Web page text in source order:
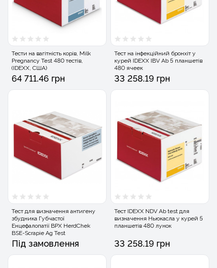
Тести на вагітність корів, Milk
Pregnancy Test 480 тестів,
(IDEXX, США)
64 711.46 грн
Тест на інфекційний бронхіт у
курей IDEXX IBV Ab 5 планшетів
480 ячеек
33 258.19 грн
Тест для визначення антигену
збудника Губчастої
Енцефалопатії ВРХ HerdChek
BSE-Scrapie Ag Test
Під замовлення
Тест IDEXX NDV Ab test для
визначення Ньюкасла у курей 5
планшетів 480 лунок
33 258.19 грн